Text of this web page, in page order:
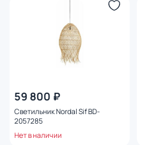
59 800 ₽
Светильник Nordal Sif BD-
2057285
Нет в наличии